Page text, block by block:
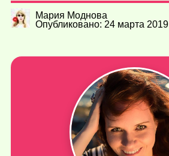
Мария Моднова
Опубликовано: 24 марта 2019